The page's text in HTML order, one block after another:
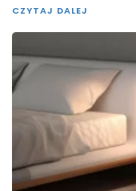
CZYTAJ DALEJ